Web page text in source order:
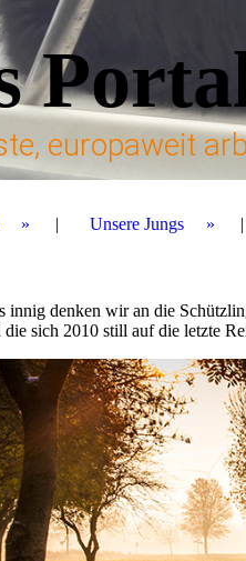
europaweit
Unsere Jungs
innig denken wir an die
die sich 2010 still auf die letzte